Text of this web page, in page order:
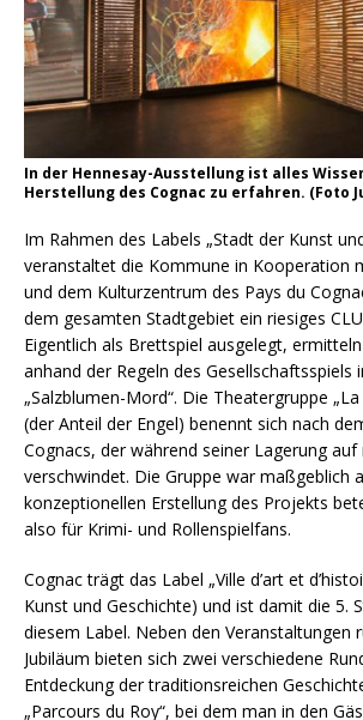
In der Hennesay-Ausstellung ist alles
Herstellung des Cognac zu erfahren. (Foto
Im Rahmen des Labels „Stadt der Kunst
veranstaltet die Kommune in Kooperation
und dem Kulturzentrum des Pays du
dem gesamten Stadtgebiet ein riesiges
Eigentlich als Brettspiel ausgelegt,
anhand der Regeln des Gesellschaftsspiels
„Salzblumen-Mord“. Die Theatergruppe
(der Anteil der Engel) benennt sich nach
Cognacs, der während seiner Lagerung
verschwindet. Die Gruppe war maßgeblich
konzeptionellen Erstellung des Projekts
also für Krimi- und Rollenspielfans.
Cognac trägt das Label „Ville d’art et
Kunst und Geschichte) und ist damit die 5.
diesem Label. Neben den Veranstaltungen
Jubiläum bieten sich zwei verschiedene
Entdeckung der traditionsreichen
„Parcours du Roy“, bei dem man in den